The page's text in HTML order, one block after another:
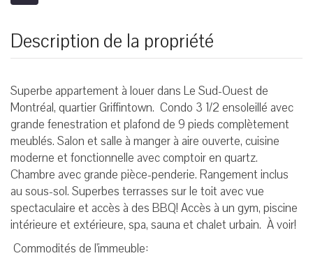
Description de la propriété
Superbe appartement à louer dans Le Sud-Ouest de
Montréal, quartier Griffintown. Condo 3 1/2 ensoleillé avec
grande fenestration et plafond de 9 pieds complètement
meublés. Salon et salle à manger à aire ouverte, cuisine
moderne et fonctionnelle avec comptoir en quartz.
Chambre avec grande pièce-penderie. Rangement inclus
au sous-sol. Superbes terrasses sur le toit avec vue
spectaculaire et accès à des BBQ! Accès à un gym, piscine
intérieure et extérieure, spa, sauna et chalet urbain. À voir!
Commodités de l'immeuble: